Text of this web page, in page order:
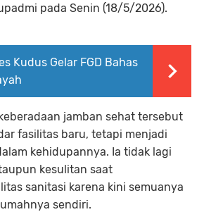
pada Senin (18/5/2026).
Kudus Gelar FGD Bahas
jamban sehat tersebut
fasilitas baru, tetapi menjadi
kehidupannya. Ia tidak lagi
kesulitan saat
sanitasi karena kini semuanya
sendiri.